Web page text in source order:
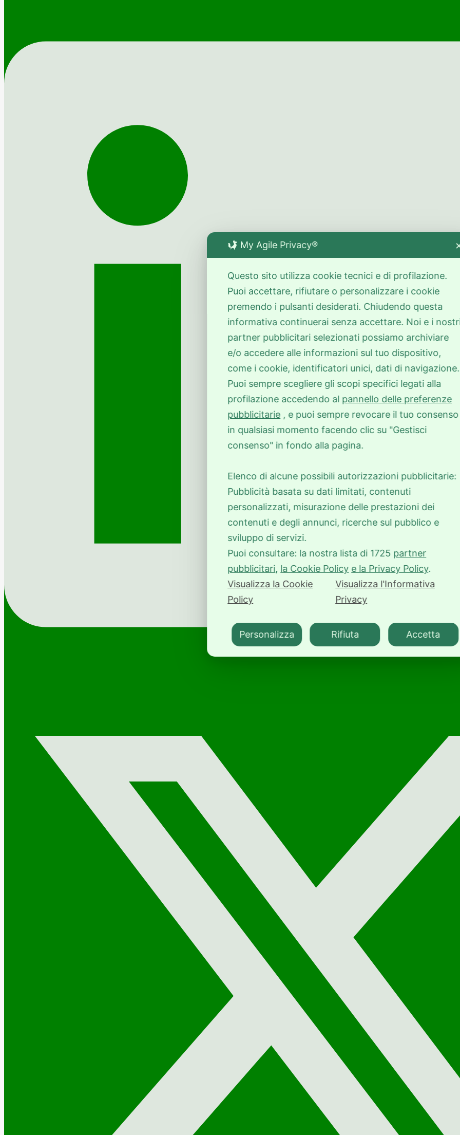
My Agile Privacy®
Questo sito utilizza cookie tecnici e di profilazione.
Puoi accettare, rifiutare o personalizzare i cookie
premendo i pulsanti desiderati. Chiudendo questa
informativa continuerai senza accettare. Noi e i
partner pubblicitari selezionati possiamo archiviare
e/o accedere alle informazioni sul tuo dispositivo,
come i cookie, identificatori unici, dati di navigazione.
Puoi sempre scegliere gli scopi specifici legati alla
profilazione accedendo al pannello delle preferenze
pubblicitarie , e puoi sempre revocare il tuo consenso
in qualsiasi momento facendo clic su "Gestisci
consenso" in fondo alla pagina.
Elenco di alcune possibili autorizzazioni pubblicitarie:
Pubblicità basata su dati limitati, contenuti
personalizzati, misurazione delle prestazioni dei
contenuti e degli annunci, ricerche sul pubblico e
sviluppo di servizi.
Puoi consultare: la nostra lista di 1725 partner
pubblicitari, la Cookie Policy e la Privacy Policy.
Visualizza la Cookie
Policy
Visualizza l'Informativa
Privacy
Personalizza Rifiuta Accetta